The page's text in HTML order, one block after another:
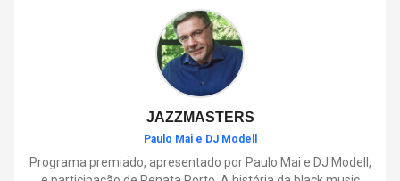
JAZZMASTERS
Paulo Mai e DJ Modell
Programa premiado, apresentado por Paulo Mai e DJ Modell,